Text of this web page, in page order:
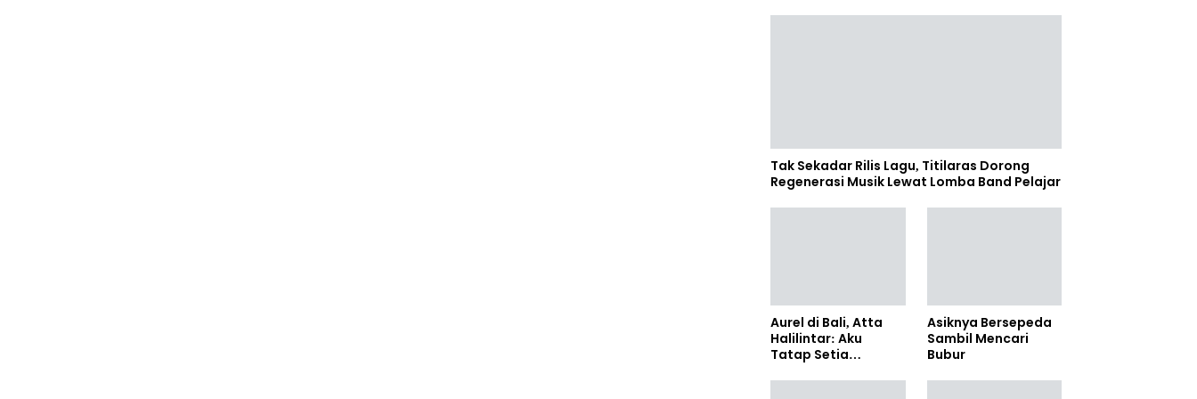
Tak Sekadar Rilis Lagu, Titilaras Dorong
Regenerasi Musik Lewat Lomba Band Pelajar
Aurel di Bali, Atta
Halilintar: Aku
Tatap Setia
Asiknya Bersepeda
Sambil Mencari
Bubur